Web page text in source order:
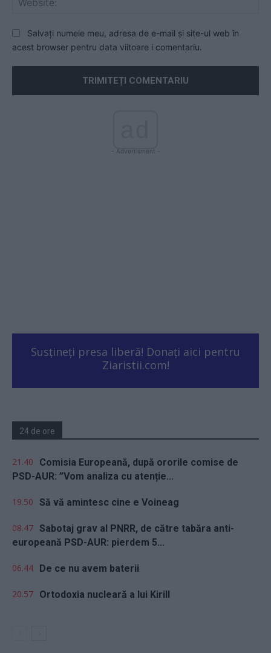
Salvați numele meu, adresa de e-mail și site-ul web în
acest browser pentru data viitoare i comentariu.
- Advertisment -
Susțineți presa liberă! Donați aici pentru
Ziaristii.com!
24 de ore
21.40
Comisia Europeană, după ororile comise de
PSD-AUR: ”Vom analiza cu atenție...
19.50 Să vă amintesc cine e Voineag
08.47 Sabotaj grav al PNRR, de către tabăra anti-
europeană PSD-AUR: pierdem 5...
06.44 De ce nu avem baterii
20.57 Ortodoxia nucleară a lui Kirill